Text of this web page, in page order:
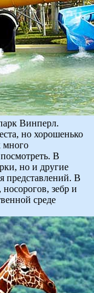
Винперл.
но хорошенько
много
В
но и другие
представлений. В
зебр и
среде